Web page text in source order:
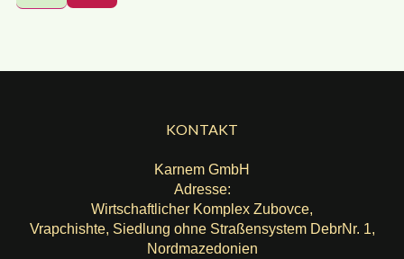
KONTAKT
Karnem GmbH
Adresse:
Wirtschaftlicher Komplex Zubovce,
Vrapchishte, Siedlung ohne Straßensystem DebrNr. 1,
Nordmazedonien